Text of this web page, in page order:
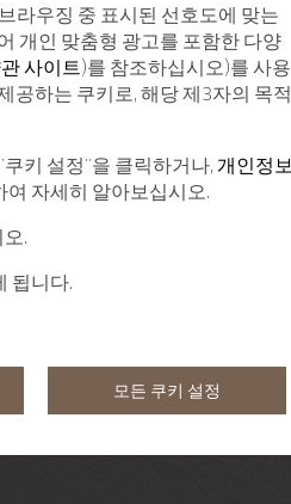
라우징 중 표시된 선호도에 맞는
개인 맞춤형 광고를 포함한 다양
사이트)를 참조하십시오)를 사용
공하는 쿠키로, 해당 제3자의 목적
키 설정"을 클릭하거나, 개인정보
자세히 알아보십시오.
.
됩니다.
모든 쿠키 설정